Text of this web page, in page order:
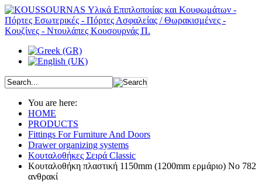
You are here:
HOME
PRODUCTS
Fittings For Furniture And Doors
Drawer organizing systems
Κουταλοθήκες Σειρά Classic
Kουταλοθήκη πλαστική 1150mm (1200mm ερμάριο) Νο 782
ανθρακί